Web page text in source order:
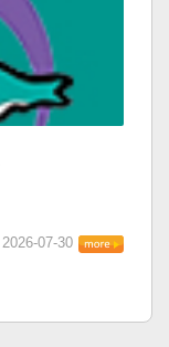
2026-07-30